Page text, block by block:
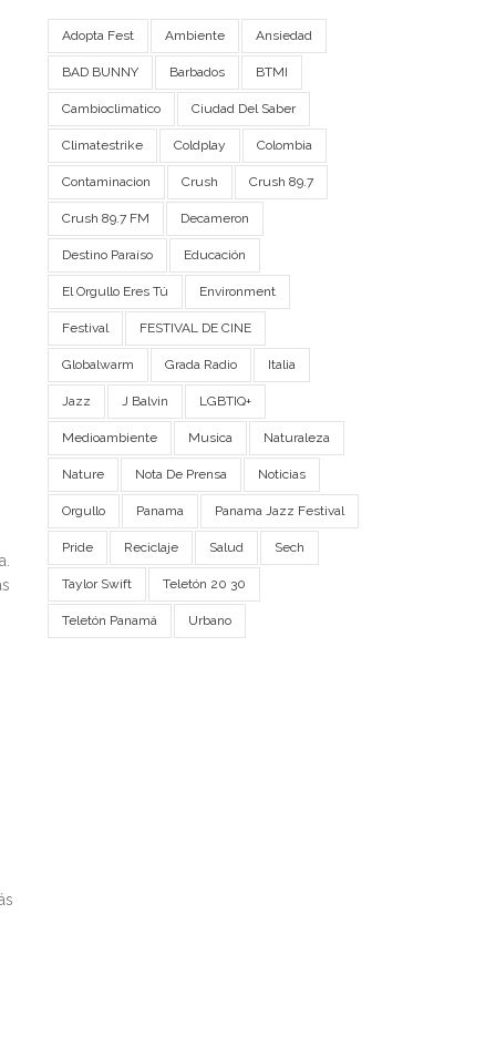
Adopta Fest Ambiente Ansiedad
BAD BUNNY Barbados BTMI
Cambioclimatico Ciudad Del Saber
Climatestrike Coldplay Colombia
Contaminacion Crush Crush 89.7
Crush 89.7 FM Decameron
Destino Paraíso Educación
El Orgullo Eres Tú Environment
Festival FESTIVAL DE CINE
Globalwarm Grada Radio Italia
Jazz J Balvin LGBTIQ+
Medioambiente Musica Naturaleza
Nature Nota De Prensa Noticias
Orgullo Panama Panama Jazz Festival
Pride Reciclaje Salud Sech
Taylor Swift Teletón 20 30
Teletón Panamá Urbano